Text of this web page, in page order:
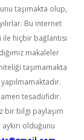
taşımakta olup,
Bu internet
hiçbir bağlantısı
makaleler
taşımamakta
tesadüfidir.
bir bilgi paylaşım
olduğunu